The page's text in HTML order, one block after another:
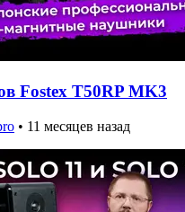
Fostex T50RP MK3
• 11 месяцев назад